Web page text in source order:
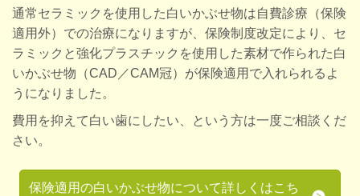
通常セラミックを使用した白いかぶせ物は自費診療（保険
適用外）での治療になりますが、保険制度改定により、セ
ラミックと強化プラスチックを使用した素材で作られた白
いかぶせ物（CAD／CAM冠）が保険適用で入れられるよ
うになりました。
費用を抑えて白い歯にしたい、という方は一度ご相談くだ
さい。
保険適用の白いかぶせ物について詳しくはこち